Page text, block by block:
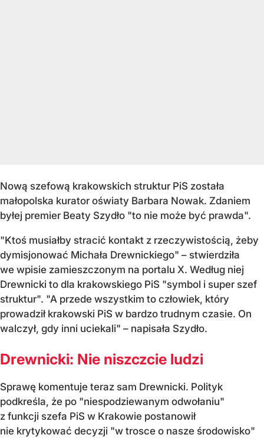
Nową szefową krakowskich struktur PiS została
małopolska kurator oświaty Barbara Nowak. Zdaniem
byłej premier Beaty Szydło "to nie może być prawda".
"Ktoś musiałby stracić kontakt z rzeczywistością, żeby
dymisjonować Michała Drewnickiego" – stwierdziła
we wpisie zamieszczonym na portalu X. Według niej
Drewnicki to dla krakowskiego PiS "symbol i super szef
struktur". "A przede wszystkim to człowiek, który
prowadził krakowski PiS w bardzo trudnym czasie. On
walczył, gdy inni uciekali" – napisała Szydło.
Drewnicki: Nie niszczcie ludzi
Sprawę komentuje teraz sam Drewnicki. Polityk
podkreśla, że po "niespodziewanym odwołaniu"
z funkcji szefa PiS w Krakowie postanowił
nie krytykować decyzji "w trosce o nasze środowisko"